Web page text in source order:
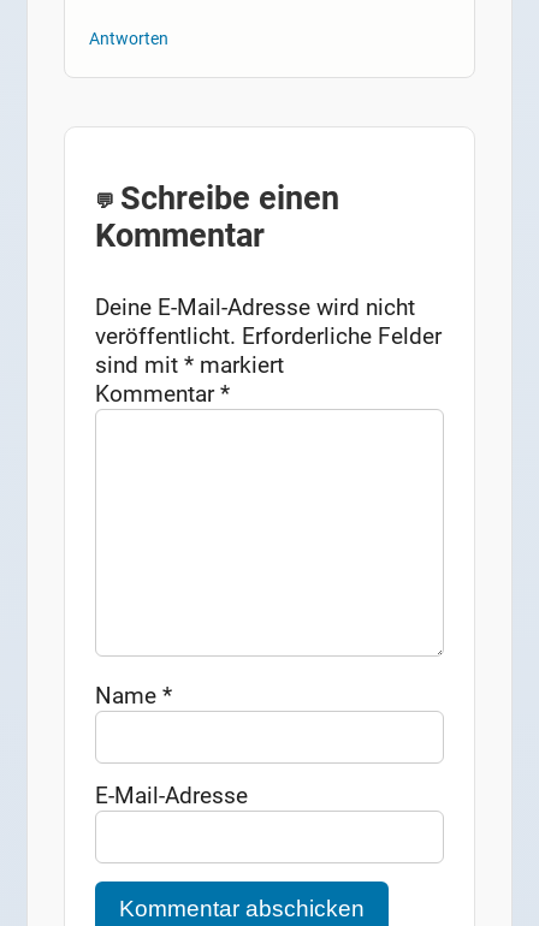
Antworten
Schreibe einen
Kommentar
Deine E-Mail-Adresse wird nicht
veröffentlicht. Erforderliche Felder
sind mit* markiert
Kommentar*
Name*
E-Mail-Adresse